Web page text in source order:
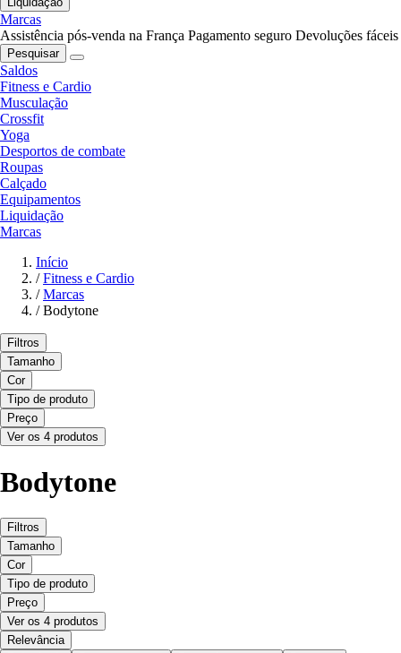
Marcas
Assistência pós-venda na França Pagamento seguro Devoluções fáceis
Pesquisar
Saldos
Fitness e Cardio
Musculação
Crossfit
Yoga
Desportos de combate
Roupas
Calçado
Equipamentos
Liquidação
Marcas
Início
/ Fitness e Cardio
/ Marcas
/ Bodytone
Filtros
Tamanho
Cor
Tipo de produto
Preço
Ver os 4 produtos
Bodytone
Filtros
Tamanho
Cor
Tipo de produto
Preço
Ver os 4 produtos
Relevância